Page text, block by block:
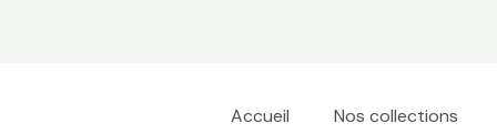
Accueil Nos collections